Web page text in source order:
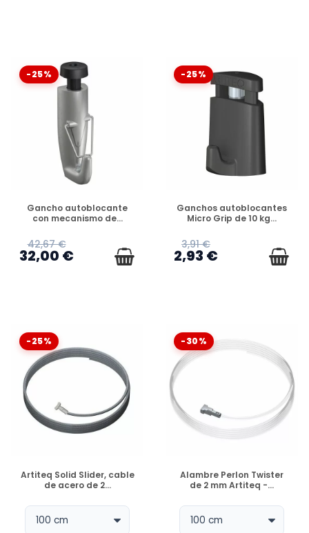
-25%
DISPONIBLE
Gancho autoblocante
con mecanismo de...
42,67 €
32,00 €
-25%
DISPONIBLE
Ganchos autoblocantes
Micro Grip de 10 kg...
3,91 €
2,93 €
-25%
DISPONIBLE
Artiteq Solid Slider, cable
de acero de 2...
-30%
DISPONIBLE
Alambre Perlon Twister
de 2 mm Artiteq -...